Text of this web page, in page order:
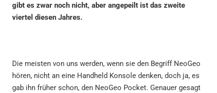
gibt es zwar noch nicht, aber angepeilt ist das zweite
viertel diesen Jahres.
Die meisten von uns werden, wenn sie den Begriff NeoGeo
hören, nicht an eine Handheld Konsole denken, doch ja, es
gab ihn früher schon, den NeoGeo Pocket. Genauer gesagt